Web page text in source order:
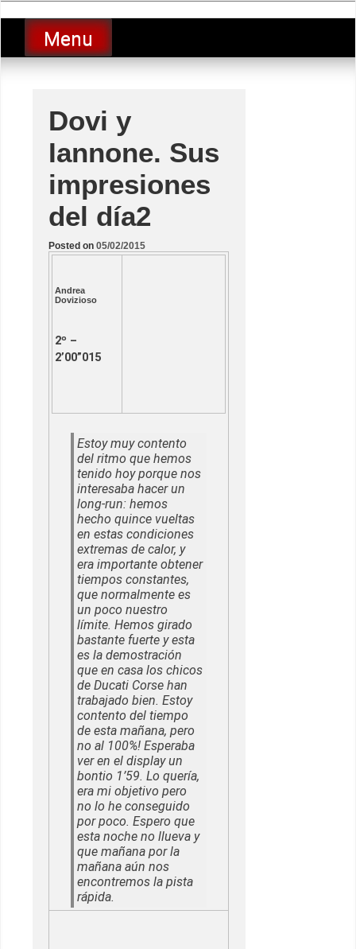
to
contentLucio Lopez GP
luciolopezgp
Menu
Dovi y
Iannone. Sus
impresiones
del día2
Posted on 05/02/2015
Andrea
Dovizioso
2º –
2’00”015
Estoy muy contento
del ritmo que hemos
tenido hoy porque nos
interesaba hacer un
long-run: hemos
hecho quince vueltas
en estas condiciones
extremas de calor, y
era importante obtener
tiempos constantes,
que normalmente es
un poco nuestro
límite. Hemos girado
bastante fuerte y esta
es la demostración
que en casa los chicos
de Ducati Corse han
trabajado bien. Estoy
contento del tiempo
de esta mañana, pero
no al 100%! Esperaba
ver en el display un
bontio 1’59. Lo quería,
era mi objetivo pero
no lo he conseguido
por poco. Espero que
esta noche no llueva y
que mañana por la
mañana aún nos
encontremos la pista
rápida.